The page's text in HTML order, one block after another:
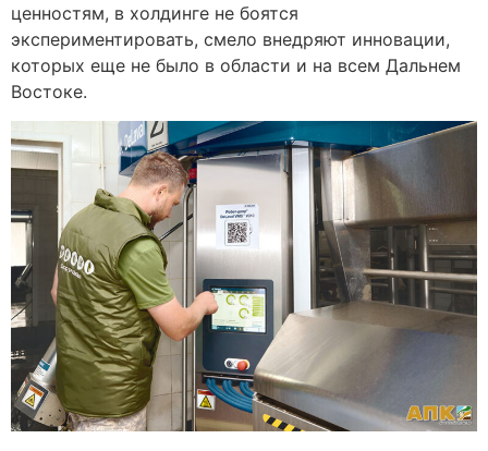
ценностям, в холдинге не боятся
экспериментировать, смело внедряют инновации,
которых еще не было в области и на всем Дальнем
Востоке.